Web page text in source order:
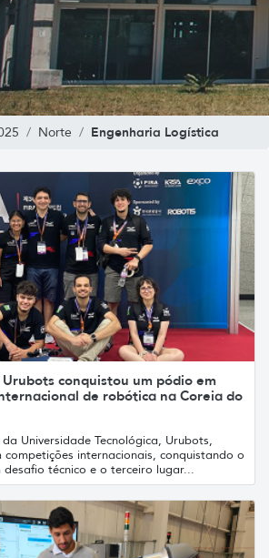
Norte Engenharia Logística
conquistou um pódio em
de robótica na Coreia do
Universidade Tecnológica, Urubots,
internacionais, conquistando o
técnico e o terceiro lugar...